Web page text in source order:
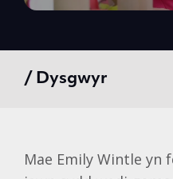
/ Dysgwyr
Mae Emily Wintle yn